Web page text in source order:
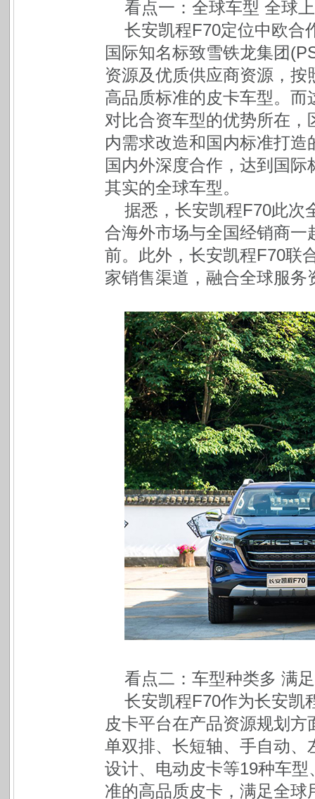
看点一：全球车型 全球
长安凯程F70定位中欧合
国际知名标致雪铁龙集团
资源及优质供应商资源，
高品质标准的皮卡车型。
对比合资车型的优势所在
内需求改造和国内标准打
国内外深度合作，达到国
其实的全球车型。
据悉，长安凯程F70此次
合海外市场与全国经销商
前。此外，长安凯程F70联
家销售渠道，融合全球服务
看点二：车型种类多 满
长安凯程F70作为长安凯
皮卡平台在产品资源规划
单双排、长短轴、手自动
设计、电动皮卡等19种车
准的高品质皮卡，满足全